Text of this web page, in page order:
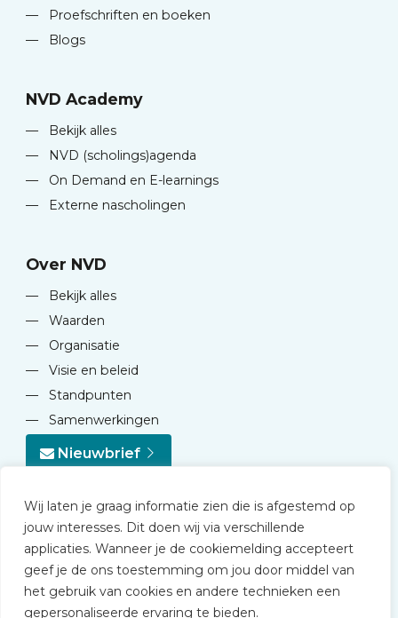
Wij laten je graag informatie zien die is afgestemd op
jouw interesses. Dit doen wij via verschillende
applicaties. Wanneer je de cookiemelding accepteert
geef je de ons toestemming om jou door middel van
het gebruik van cookies en andere technieken een
gepersonaliseerde ervaring te bieden.
—
Proefschriften en boeken
—
Blogs
NVD Academy
—
Bekijk alles
—
NVD (scholings)agenda
—
On Demand en E-learnings
—
Externe nascholingen
Over NVD
—
Bekijk alles
—
Waarden
—
Organisatie
—
Visie en beleid
—
Standpunten
—
Samenwerkingen
Nieuwbrief
© 2026 NVD
Privacy statement
Disclaimer